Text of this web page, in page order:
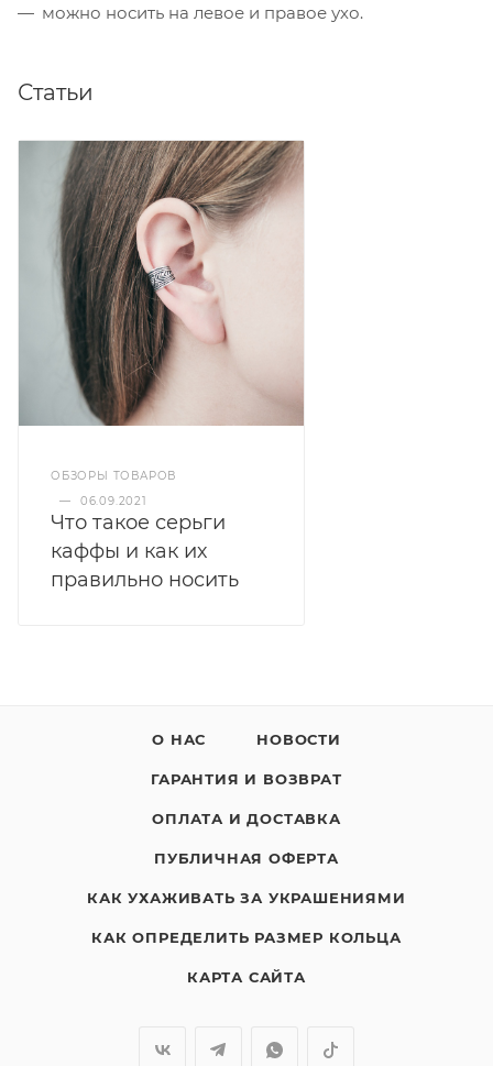
можно носить на левое и правое ухо.
Статьи
ОБЗОРЫ ТОВАРОВ
—
06.09.2021
Что такое серьги
каффы и как их
правильно носить
О НАС НОВОСТИ
ГАРАНТИЯ И ВОЗВРАТ
ОПЛАТА И ДОСТАВКА
ПУБЛИЧНАЯ ОФЕРТА
КАК УХАЖИВАТЬ ЗА УКРАШЕНИЯМИ
КАК ОПРЕДЕЛИТЬ РАЗМЕР КОЛЬЦА
КАРТА САЙТА